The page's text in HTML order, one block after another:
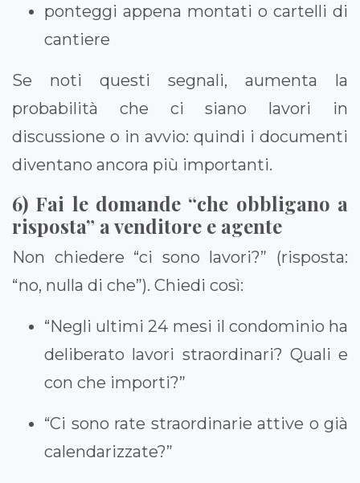
ponteggi appena montati o cartelli di
cantiere
Se noti questi segnali, aumenta la
probabilità che ci siano lavori in
discussione o in avvio: quindi i documenti
diventano ancora più importanti.
6) Fai le domande “che obbligano a
risposta” a venditore e agente
Non chiedere “ci sono lavori?” (risposta:
“no, nulla di che”). Chiedi così:
“Negli ultimi 24 mesi il condominio ha
deliberato lavori straordinari? Quali e
con che importi?”
“Ci sono rate straordinarie attive o già
calendarizzate?”